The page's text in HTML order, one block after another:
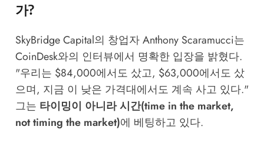
가?
SkyBridge Capital의 창업자 Anthony Scaramucci는
CoinDesk와의 인터뷰에서 명확한 입장을 밝혔다.
"우리는 $84,000에서도 샀고, $63,000에서도 샀
으며, 지금 이 낮은 가격대에서도 계속 사고 있다."
그는 타이밍이 아니라 시간(time in the market,
not timing the market)에 베팅하고 있다.